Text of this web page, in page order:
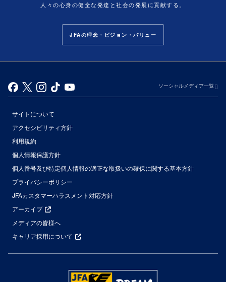
人々の心身の健全な発達と社会の発展に貢献する。
JFAの理念・ビジョン・バリュー
ソーシャルメディア一覧
サイトについて
アクセシビリティ方針
利用規約
個人情報保護方針
個人番号及び特定個人情報の適正な取扱いの確保に関する基本方針
プライバシーポリシー
JFAカスタマーハラスメント対応方針
アーカイブ
メディアの皆様へ
キャリア採用について